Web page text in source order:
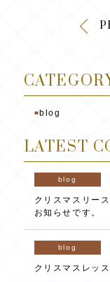
■blog
LATEST
blog
クリスマスリー
お知らせです。
blog
クリスマスレッ